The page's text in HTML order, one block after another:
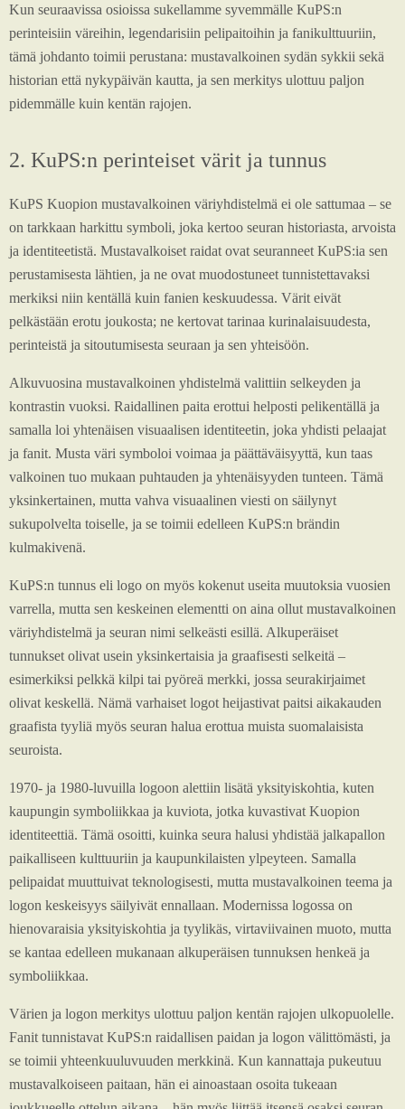
Kun seuraavissa osioissa sukellamme syvemmälle KuPS:n
perinteisiin väreihin, legendarisiin pelipaitoihin ja fanikulttuuriin,
tämä johdanto toimii perustana: mustavalkoinen sydän sykkii sekä
historian että nykypäivän kautta, ja sen merkitys ulottuu paljon
pidemmälle kuin kentän rajojen.
2. KuPS:n perinteiset värit ja tunnus
KuPS Kuopion mustavalkoinen väriyhdistelmä ei ole sattumaa – se
on tarkkaan harkittu symboli, joka kertoo seuran historiasta, arvoista
ja identiteetistä. Mustavalkoiset raidat ovat seuranneet KuPS:ia sen
perustamisesta lähtien, ja ne ovat muodostuneet tunnistettavaksi
merkiksi niin kentällä kuin fanien keskuudessa. Värit eivät
pelkästään erotu joukosta; ne kertovat tarinaa kurinalaisuudesta,
perinteistä ja sitoutumisesta seuraan ja sen yhteisöön.
Alkuvuosina mustavalkoinen yhdistelmä valittiin selkeyden ja
kontrastin vuoksi. Raidallinen paita erottui helposti pelikentällä ja
samalla loi yhtenäisen visuaalisen identiteetin, joka yhdisti pelaajat
ja fanit. Musta väri symboloi voimaa ja päättäväisyyttä, kun taas
valkoinen tuo mukaan puhtauden ja yhtenäisyyden tunteen. Tämä
yksinkertainen, mutta vahva visuaalinen viesti on säilynyt
sukupolvelta toiselle, ja se toimii edelleen KuPS:n brändin
kulmakivenä.
KuPS:n tunnus eli logo on myös kokenut useita muutoksia vuosien
varrella, mutta sen keskeinen elementti on aina ollut mustavalkoinen
väriyhdistelmä ja seuran nimi selkeästi esillä. Alkuperäiset
tunnukset olivat usein yksinkertaisia ja graafisesti selkeitä –
esimerkiksi pelkkä kilpi tai pyöreä merkki, jossa seurakirjaimet
olivat keskellä. Nämä varhaiset logot heijastivat paitsi aikakauden
graafista tyyliä myös seuran halua erottua muista suomalaisista
seuroista.
1970- ja 1980-luvuilla logoon alettiin lisätä yksityiskohtia, kuten
kaupungin symboliikkaa ja kuviota, jotka kuvastivat Kuopion
identiteettiä. Tämä osoitti, kuinka seura halusi yhdistää jalkapallon
paikalliseen kulttuuriin ja kaupunkilaisten ylpeyteen. Samalla
pelipaidat muuttuivat teknologisesti, mutta mustavalkoinen teema ja
logon keskeisyys säilyivät ennallaan. Modernissa logossa on
hienovaraisia yksityiskohtia ja tyylikäs, virtaviivainen muoto, mutta
se kantaa edelleen mukanaan alkuperäisen tunnuksen henkeä ja
symboliikkaa.
Värien ja logon merkitys ulottuu paljon kentän rajojen ulkopuolelle.
Fanit tunnistavat KuPS:n raidallisen paidan ja logon välittömästi, ja
se toimii yhteenkuuluvuuden merkkinä. Kun kannattaja pukeutuu
mustavalkoiseen paitaan, hän ei ainoastaan osoita tukeaan